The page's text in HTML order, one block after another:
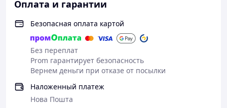
Оплата и гарантии
Безопасная оплата картой
Без переплат
Prom гарантирует безопасность
Вернем деньги при отказе от посылки
Наложенный платеж
Нова Пошта